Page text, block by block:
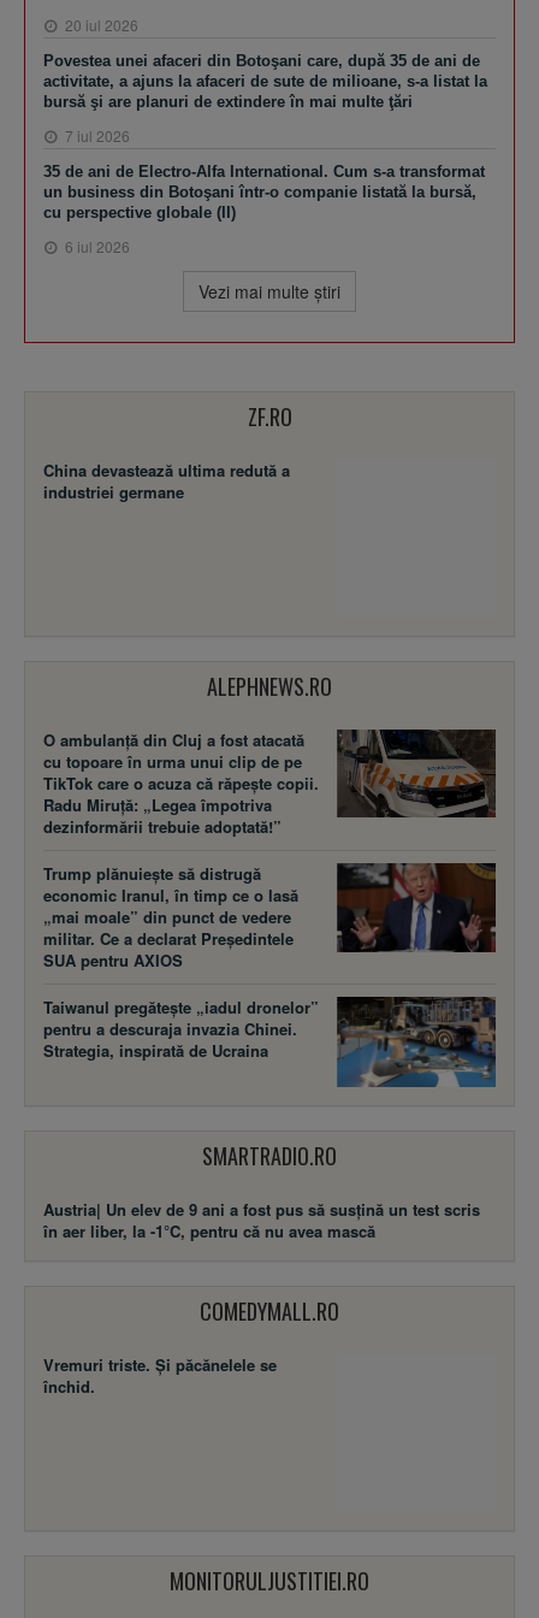
20 iul 2026
Povestea unei afaceri din Botoşani care, după 35 de ani de
activitate, a ajuns la afaceri de sute de milioane, s-a listat la
bursă şi are planuri de extindere în mai multe ţări
7 iul 2026
35 de ani de Electro-Alfa International. Cum s-a transformat
un business din Botoşani într-o companie listată la bursă,
cu perspective globale (II)
6 iul 2026
Vezi mai multe ştiri
ZF.RO
China devastează ultima redută a
industriei germane
ALEPHNEWS.RO
O ambulanță din Cluj a fost atacată
cu topoare în urma unui clip de pe
TikTok care o acuza că răpește copii.
Radu Miruță: „Legea împotriva
dezinformării trebuie adoptată!”
Trump plănuiește să distrugă
economic Iranul, în timp ce o lasă
„mai moale” din punct de vedere
militar. Ce a declarat Președintele
SUA pentru AXIOS
Taiwanul pregătește „iadul dronelor”
pentru a descuraja invazia Chinei.
Strategia, inspirată de Ucraina
SMARTRADIO.RO
Austria| Un elev de 9 ani a fost pus să susţină un test scris
în aer liber, la -1°C, pentru că nu avea mască
COMEDYMALL.RO
Vremuri triste. Şi păcănelele se
închid.
MONITORULJUSTITIEI.RO